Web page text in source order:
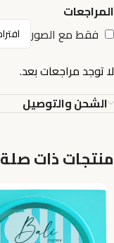
المراجعات
فقط مع الصور
لا توجد مراجعات بعد.
الشحن والتوصيل
منتجات ذات صلة